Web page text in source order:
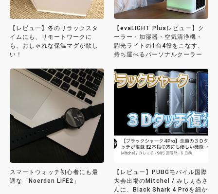
【レビュー】冬のリラックスタ
イムにも、リモートワークに
も、おしゃれな保温マグが欲し
い！
【evaLIGHT Plusレビュー】ク
ーラー・加湿器・空気清浄機・
調光ライトの1台4役をこなす、
持ち運べるパーソナルクーラー
スマートウォッチ初心者にも最
適な「Noerden LIFE2」
【レビュー】PUBGモバイル国際
大会出場のMitchel / みしぇるさ
んに、Black Shark 4 Proを細か